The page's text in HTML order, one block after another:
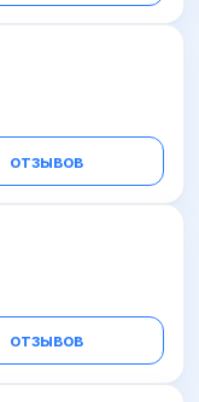
отзывов
отзывов